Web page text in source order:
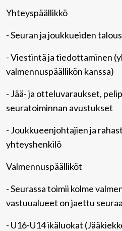
Yhteyspäällikkö
- Seuran ja joukkueiden
- Viestintä ja tiedottaminen
valmennuspäällikön kanssa)
- Jää- ja otteluvaraukset,
seuratoiminnan avustukset
- Joukkueenjohtajien ja
yhteyshenkilö
Valmennuspäälliköt
- Seurassa toimii kolme
vastuualueet on jaettu
- U16-U14 ikäluokat